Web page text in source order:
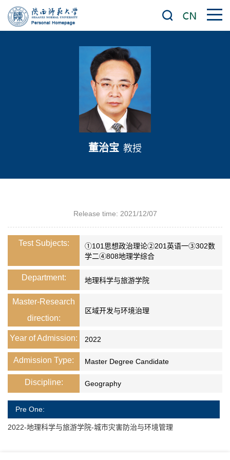
董治宝 教授
Release time: 2021/12/07
Test Subjects:
①101思想政治理论②201英语一③302数
学二④808地理学综合
Department: 地理科学与旅游学院
Master-Research
direction:
区域开发与环境治理
Year of Admission: 2022
Admission Type: Master Degree Candidate
Discipline: Geography
Pre One:
2022-地理科学与旅游学院-城市灾害防治与环境管理